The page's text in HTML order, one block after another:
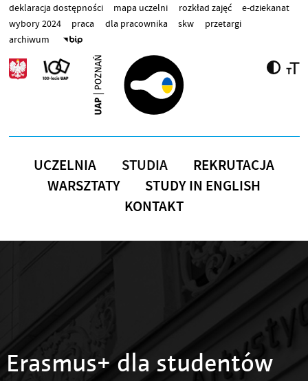
Przejdź do treści
deklaracja dostępności mapa uczelni rozkład zajęć
e-dziekanat
wybory 2024
praca dla pracownika skw
przetargi
archiwum
UCZELNIA STUDIA
REKRUTACJA
WARSZTATY
STUDY IN ENGLISH
KONTAKT
Erasmus+ dla studentów